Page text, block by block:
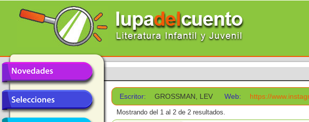
Escritor: GROSSMAN, LEV Web: https://
Mostrando del 1 al 2 de 2 resultados.